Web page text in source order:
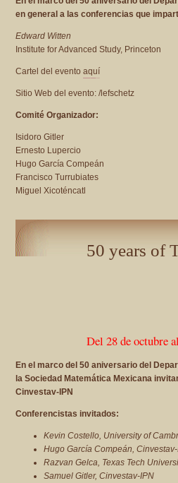
en general a las conferencias que
Edward Witten
Institute for Advanced Study, Princeton
Cartel del evento aquí
Sitio Web del evento: /lefschetz
Comité Organizador:
Isidoro Gitler
Ernesto Lupercio
Hugo García Compeán
Francisco Turrubiates
Miguel Xicoténcatl
50 years of
Del 28 de octubre
En el marco del 50 aniversario del
la Sociedad Matemática Mexicana
Cinvestav-IPN
Conferencistas invitados:
Kevin Costello, University of
Hugo García Compeán,
Razvan Gelca, Texas Tech
Samuel Gitler, Cinvestav-IPN